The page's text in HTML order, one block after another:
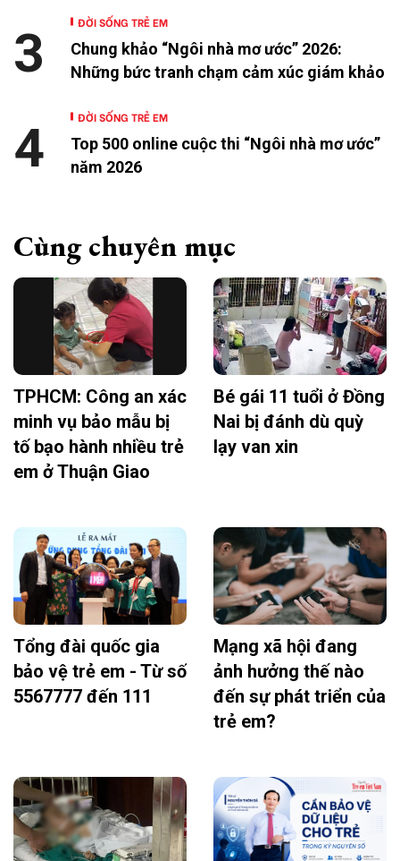
ĐỜI SỐNG TRẺ EM
Chung khảo “Ngôi nhà mơ ước” 2026:
Những bức tranh chạm cảm xúc giám khảo
3
ĐỜI SỐNG TRẺ EM
Top 500 online cuộc thi “Ngôi nhà mơ ước”
năm 2026
4
Cùng chuyên mục
TPHCM: Công an xác
minh vụ bảo mẫu bị
tố bạo hành nhiều trẻ
em ở Thuận Giao
Bé gái 11 tuổi ở Đồng
Nai bị đánh dù quỳ
lạy van xin
Tổng đài quốc gia
bảo vệ trẻ em - Từ số
5567777 đến 111
Mạng xã hội đang
ảnh hưởng thế nào
đến sự phát triển của
trẻ em?